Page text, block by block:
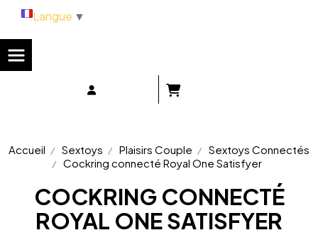
Accueil Sextoys Plaisirs Couple
Sextoys Connectés
Cockring connecté Royal One Satisfyer
COCKRING CONNECTÉ
ROYAL ONE SATISFYER
Langue ▼